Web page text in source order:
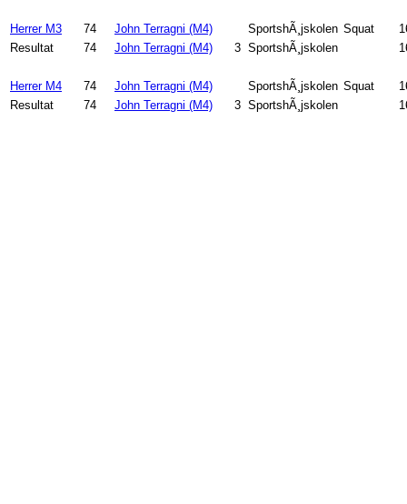
Herrer M3 74 John Terragni (M4) SportshÃ¸jskolen Squat
Resultat
74 John Terragni (M4) 3 SportshÃ¸jskolen
Herrer M4 74 John Terragni (M4) SportshÃ¸jskolen Squat
Resultat
74 John Terragni (M4) 3 SportshÃ¸jskolen